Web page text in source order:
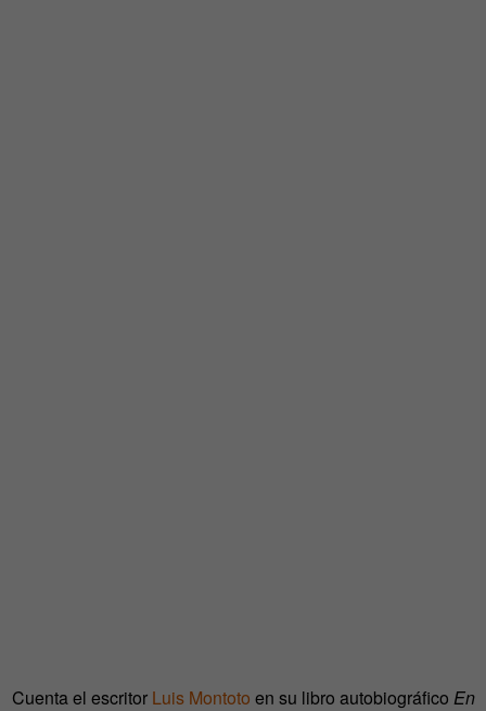
Cuenta el escritor Luis Montoto en su libro autobiográfico En